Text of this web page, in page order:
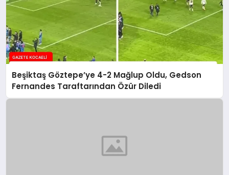
Beşiktaş Göztepe’ye 4-2 Mağlup Oldu, Gedson
Fernandes Taraftarından Özür Diledi